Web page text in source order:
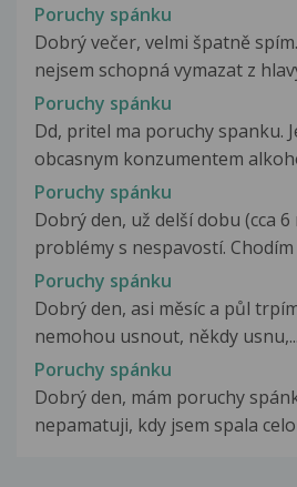
Poruchy spánku
Dobrý večer, velmi špatně
nejsem schopná vymazat z
Poruchy spánku
Dd, pritel ma poruchy spanku.
obcasnym konzumentem
Poruchy spánku
Dobrý den, už delší dobu (cca 6
problémy s nespavostí. Chodím
Poruchy spánku
Dobrý den, asi měsíc a půl
nemohou usnout, někdy usnu,...
Poruchy spánku
Dobrý den, mám poruchy
nepamatuji, kdy jsem spala